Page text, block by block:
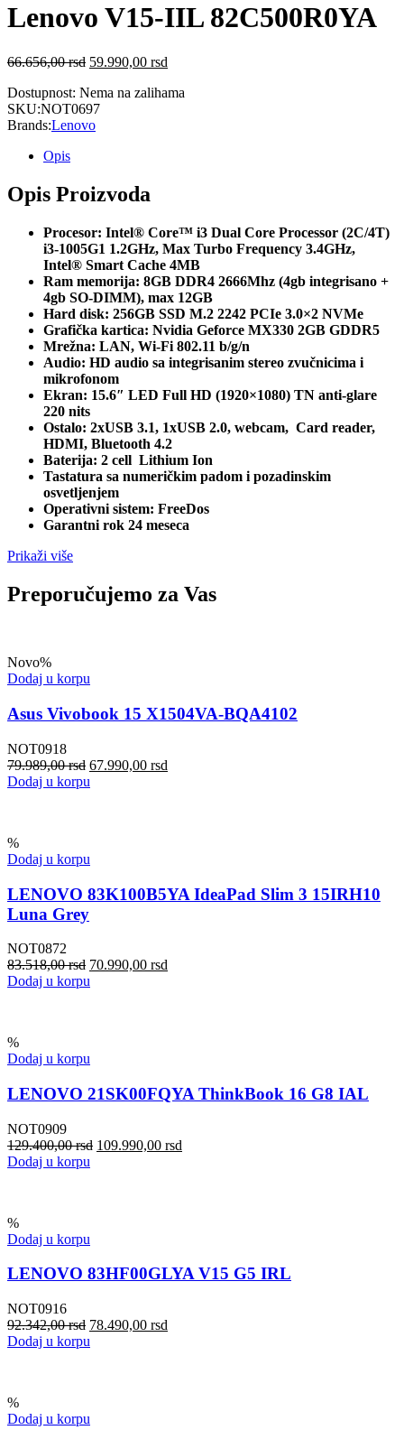
Lenovo V15-IIL 82C500R0YA
66.656,00rsd 59.990,00 rsd
Dostupnost: Nema na zalihama
SKU:NOT0697
Brands:Lenovo
Opis
Opis Proizvoda
Procesor: Intel® Core™ i3 Dual Core Processor (2C/4T)
i3-1005G1 1.2GHz, Max Turbo Frequency 3.4GHz,
Intel® Smart Cache 4MB
Ram memorija: 8GB DDR4 2666Mhz (4gb integrisano +
4gb SO-DIMM), max 12GB
Hard disk: 256GB SSD M.2 2242 PCIe 3.0×2 NVMe
Grafička kartica: Nvidia Geforce MX330 2GB GDDR5
Mrežna: LAN, Wi-Fi 802.11 b/g/n
Audio: HD audio sa integrisanim stereo zvučnicima i
mikrofonom
Ekran: 15.6″ LED Full HD (1920×1080) TN anti-glare
220 nits
Ostalo: 2xUSB 3.1, 1xUSB 2.0, webcam, Card reader,
HDMI, Bluetooth 4.2
Baterija: 2 cell Lithium Ion
Tastatura sa numeričkim padom i pozadinskim
osvetljenjem
Operativni sistem: FreeDos
Garantni rok 24 meseca
Prikaži više
Preporučujemo za Vas
Novo%
Dodaj u korpu
Asus Vivobook 15 X1504VA-BQA4102
NOT0918
79.989,00rsd 67.990,00 rsd
Dodaj u korpu
%
Dodaj u korpu
LENOVO 83K100B5YA IdeaPad Slim 3 15IRH10
Luna Grey
NOT0872
83.518,00rsd 70.990,00 rsd
Dodaj u korpu
%
Dodaj u korpu
LENOVO 21SK00FQYA ThinkBook 16 G8 IAL
NOT0909
129.400,00rsd 109.990,00 rsd
Dodaj u korpu
%
Dodaj u korpu
LENOVO 83HF00GLYA V15 G5 IRL
NOT0916
92.342,00rsd 78.490,00 rsd
Dodaj u korpu
%
Dodaj u korpu